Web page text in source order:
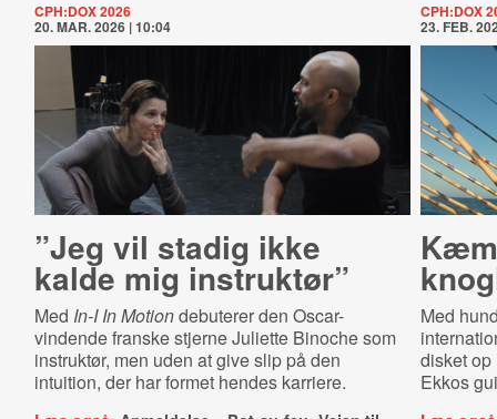
CPH:DOX 2026
20. MAR. 2026 | 10:04
”Jeg vil stadig ikke
kalde mig instruktør”
Med In-I In Motiondebuterer den Oscar-
vindende franske stjerne Juliette Binoche som
instruktør, men uden at give slip på den
intuition, der har formet hendes karriere.
CPH:DOX
23. FEB.
Med
disket op
Ekkos